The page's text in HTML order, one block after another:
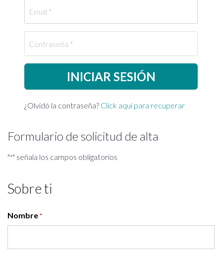
¿Olvidó la contraseña? Click aqui para recuperar
Formulario de solicitud de alta
"*" señala los campos obligatorios
Sobre ti
Nombre *